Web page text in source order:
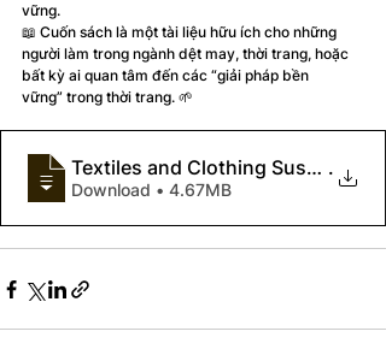
vững.
📖 Cuốn sách là một tài liệu hữu ích cho những
người làm trong ngành dệt may, thời trang, hoặc
bất kỳ ai quan tâm đến các “giải pháp bền
vững” trong thời trang. 🌱
Textiles and Clothing .
Download • 4.67MB